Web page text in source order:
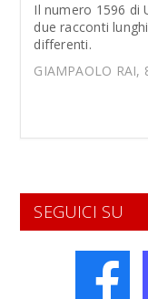
Il numero 1596 di
due racconti
differenti.
GIAMPAOLO RAI,
SEGUICI SU